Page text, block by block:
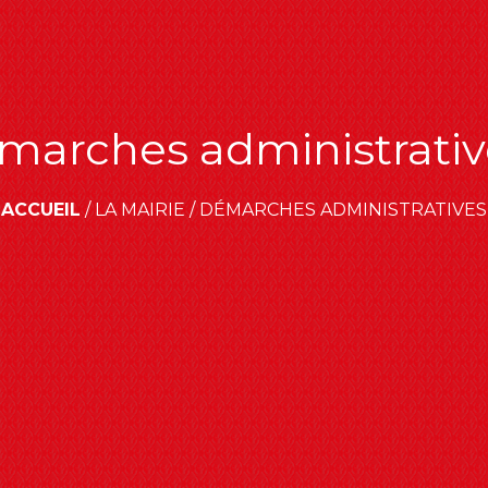
ACCUEIL/LA MAIRIE/DÉMARCHES ADMINISTRATIVES